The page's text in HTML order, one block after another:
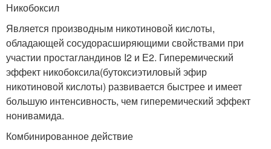
Никобоксил
Является производным никотиновой кислоты,
обладающей сосудорасширяющими свойствами при
участии простагландинов I2 и Е2. Гиперемический
эффект никобоксила(бутоксиэтиловый эфир
никотиновой кислоты) развивается быстрее и имеет
большую интенсивность, чем гиперемический эффект
нонивамида.
Комбинированное действие